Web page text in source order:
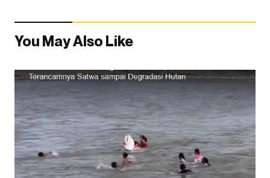
You May Also Like